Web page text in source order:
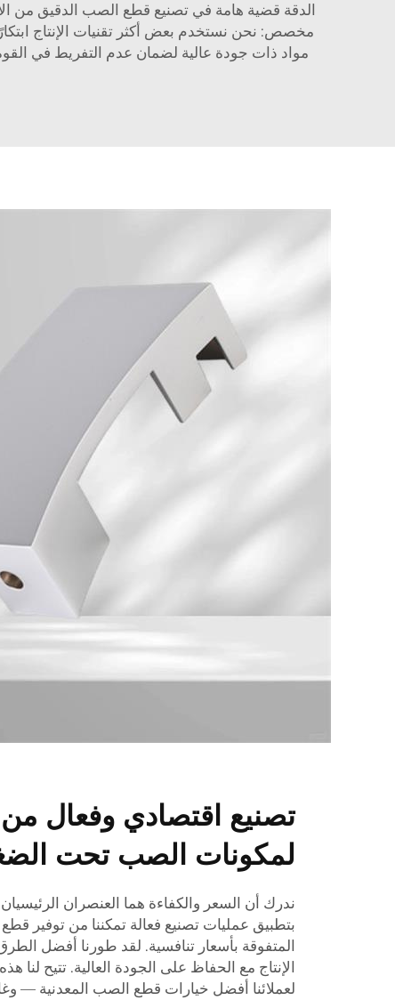
الدقة قضية هامة في تصنيع قطع الصب الدقيق من
مخصص: نحن نستخدم بعض أكثر تقنيات الإنتاج
مواد ذات جودة عالية لضمان عدم التفريط في القوة
تصنيع اقتصادي وفعال
لمكونات الصب تحت
ندرك أن السعر والكفاءة هما العنصران
بتطبيق عمليات تصنيع فعالة تمكننا من توفير
المتفوقة بأسعار تنافسية. لقد طورنا أفضل
الإنتاج مع الحفاظ على الجودة العالية. تتيح لنا
لعملائنا أفضل خيارات قطع الصب المعدنية —